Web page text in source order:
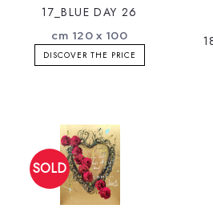
17_BLUE DAY 26
cm 120 x 100
DISCOVER THE PRICE